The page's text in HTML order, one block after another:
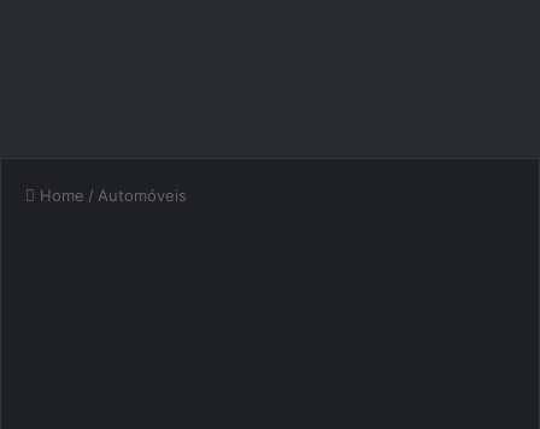
Home / Automóveis